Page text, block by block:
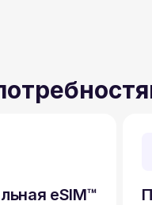
eSIM™